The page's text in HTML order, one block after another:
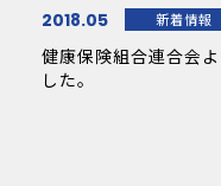
健康保険組合連合会
した。
新着情報
2018.05